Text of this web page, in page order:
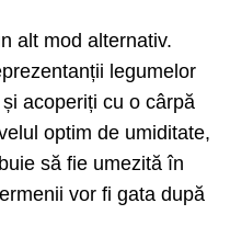
alt mod alternativ.
legumelor
acoperiți cu o cârpă
optim de umiditate,
să fie umezită în
vor fi gata după